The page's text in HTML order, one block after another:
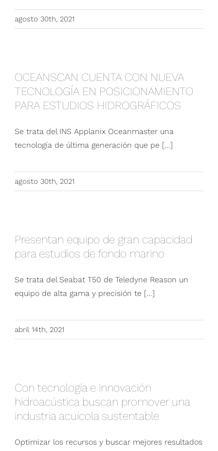
agosto 30th, 2021
TECNOLOGÍA EN POSICIONAMIENTO PARA
ESTUDIOS HIDROGRÁFICOS
OCEANSCAN CUENTA CON NUEVA
TECNOLOGÍA EN POSICIONAMIENTO
PARA ESTUDIOS HIDROGRÁFICOS
Se trata del INS Applanix Oceanmaster una
tecnología de última generación que pe [...]
agosto 30th, 2021
estudios de fondo marino
Presentan equipo de gran capacidad
para estudios de fondo marino
Se trata del Seabat T50 de Teledyne Reason un
equipo de alta gama y precisión te [...]
abril 14th, 2021
buscan promover una industria acuícola
sustentable
Con tecnología e innovación
hidroacústica buscan promover una
industria acuícola sustentable
Optimizar los recursos y buscar mejores resultados